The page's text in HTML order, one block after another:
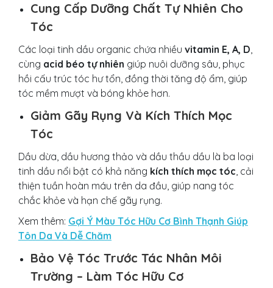
Cung Cấp Dưỡng Chất Tự Nhiên Cho
Tóc
Các loại tinh dầu organic chứa nhiều vitamin E, A, D,
cùng acid béo tự nhiên giúp nuôi dưỡng sâu, phục
hồi cấu trúc tóc hư tổn, đồng thời tăng độ ẩm, giúp
tóc mềm mượt và bóng khỏe hơn.
Giảm Gãy Rụng Và Kích Thích Mọc
Tóc
Dầu dừa, dầu hương thảo và dầu thầu dầu là ba loại
tinh dầu nổi bật có khả năng kích thích mọc tóc, cải
thiện tuần hoàn máu trên da đầu, giúp nang tóc
chắc khỏe và hạn chế gãy rụng.
Xem thêm: Gợi Ý Màu Tóc Hữu Cơ Bình Thạnh Giúp
Tôn Da Và Dễ Chăm
Bảo Vệ Tóc Trước Tác Nhân Môi
Trường – Làm Tóc Hữu Cơ